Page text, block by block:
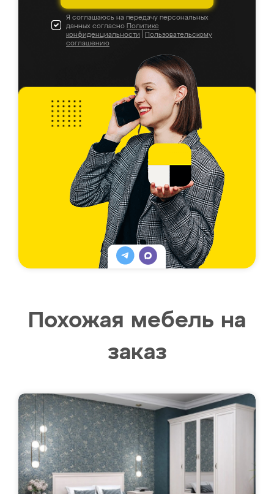
Я соглашаюсь на передачу персональных
данных согласно Политике
конфиденциальности
Пользовательскому
соглашению
Похожая мебель на
заказ